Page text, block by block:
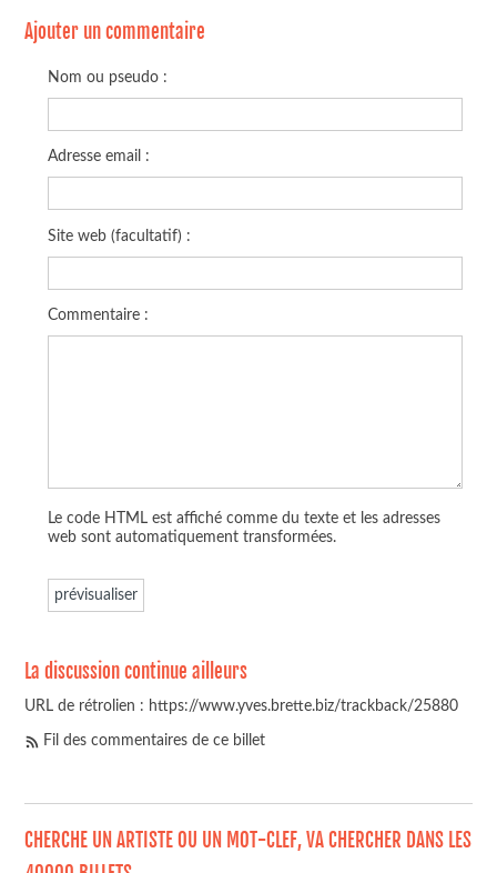
Ajouter un commentaire
Nom ou pseudo :
Adresse email :
Site web (facultatif) :
Commentaire :
Le code HTML est affiché comme du texte et les adresses
web sont automatiquement transformées.
La discussion continue ailleurs
URL de rétrolien : https://www.yves.brette.biz/trackback/25880
Fil des commentaires de ce billet
CHERCHE UN ARTISTE OU UN MOT-CLEF, VA CHERCHER DANS LES